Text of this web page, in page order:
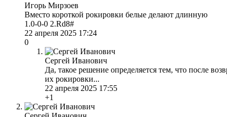
Игорь Мирзоев
Вместо короткой рокировки белые делают длинную
1.0-0-0 2.Rd8#
22 апреля 2025 17:24
0
Сергей Иванович
Да, такое решение определяется тем, что после
их рокировки...
22 апреля 2025 17:55
+1